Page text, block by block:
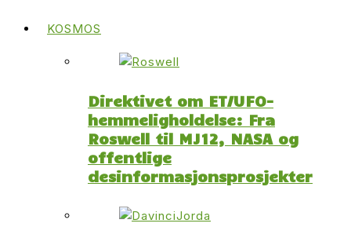
KOSMOS
Direktivet om ET/UFO-
hemmeligholdelse: Fra
Roswell til MJ12, NASA og
offentlige
desinformasjonsprosjekter